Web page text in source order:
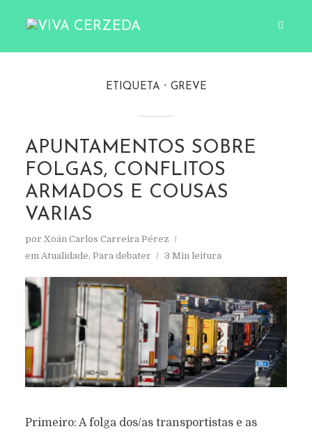
ETIQUETA GREVE
APUNTAMENTOS SOBRE
FOLGAS, CONFLITOS
ARMADOS E COUSAS
VARIAS
por Xoán Carlos Carreira Pérez
em Atualidade, Para debater 3 Min leitura
Primeiro: A folga dos/as transportistas e as